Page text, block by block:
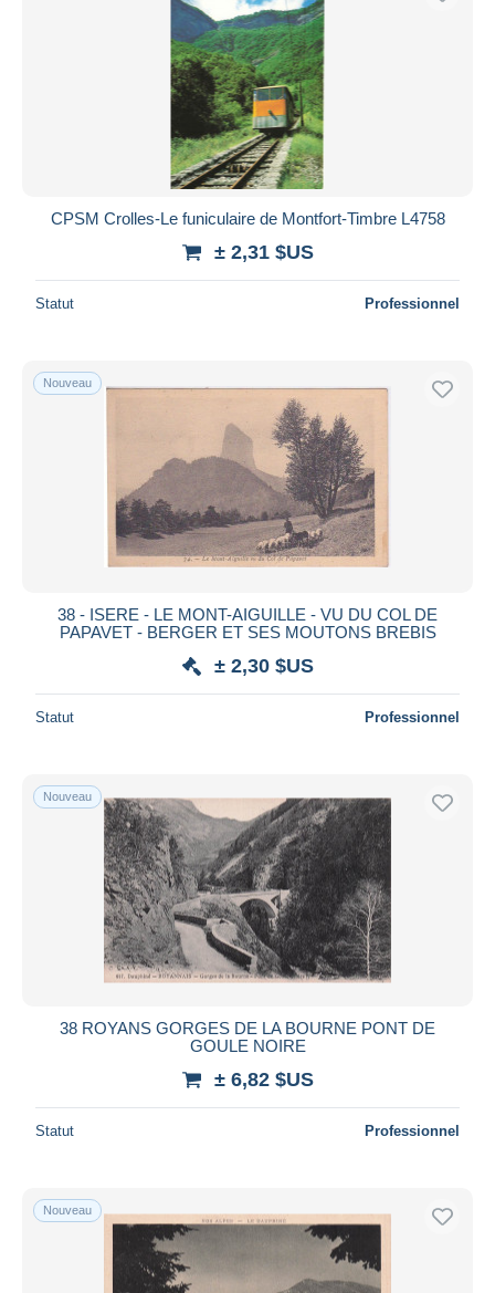
CPSM Crolles-Le funiculaire de Montfort-Timbre L4758
± 2,31 $US
Statut Professionnel
Nouveau
38 - ISERE - LE MONT-AIGUILLE - VU DU COL DE
PAPAVET - BERGER ET SES MOUTONS BREBIS
± 2,30 $US
Statut Professionnel
Nouveau
38 ROYANS GORGES DE LA BOURNE PONT DE
GOULE NOIRE
± 6,82 $US
Statut Professionnel
Nouveau